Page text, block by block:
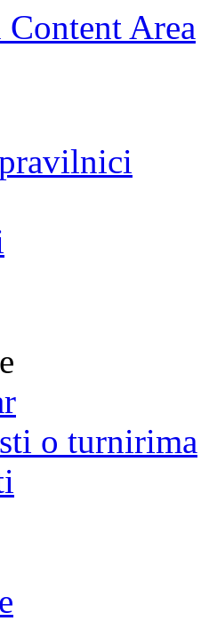
Area
o turnirima